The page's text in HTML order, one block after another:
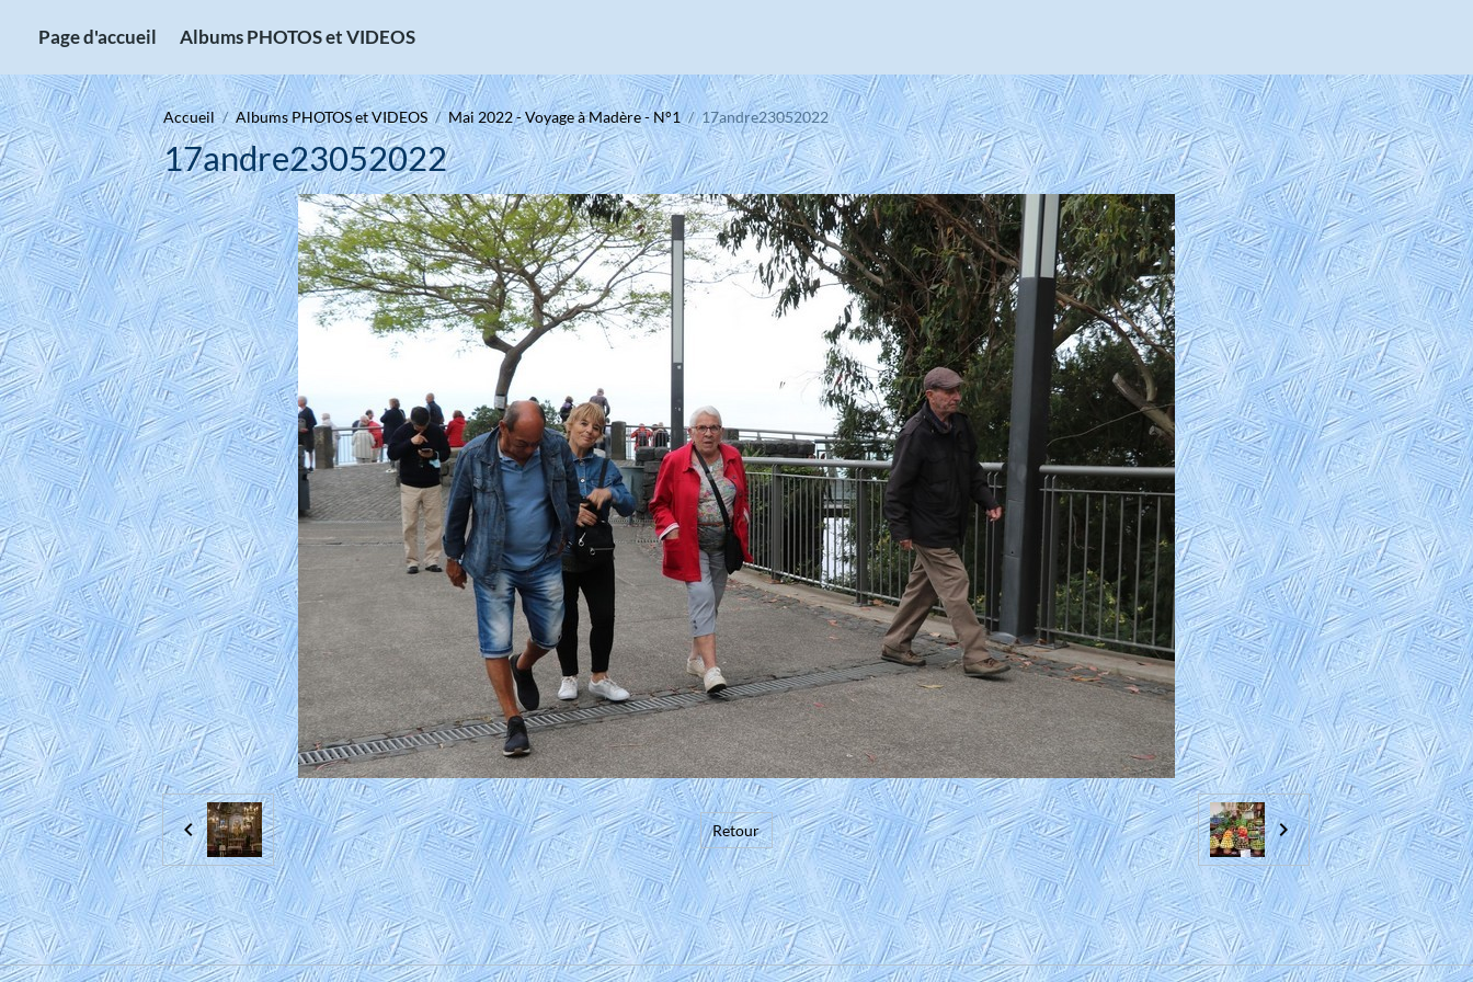
Page d'accueil Albums PHOTOS et VIDEOS
Accueil Albums PHOTOS et VIDEOS Mai 2022 - Voyage à Madère - N°1 17andre23052022
17andre23052022
Retour